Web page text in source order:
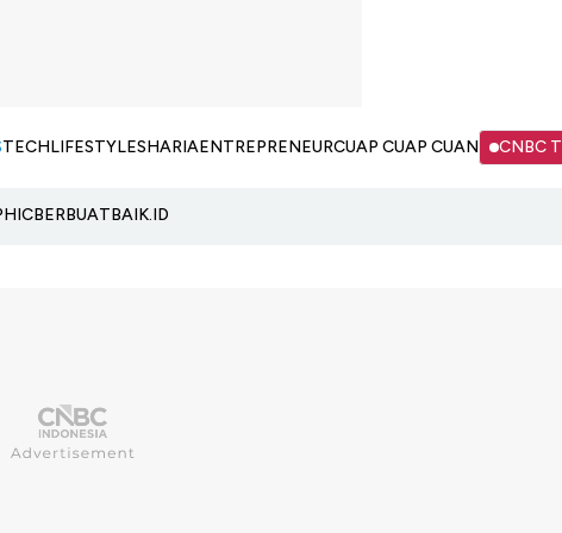
TECHLIFESTYLESHARIAENTREPRENEURCUAP CUAP CUAN CNBC
BERBUATBAIK.ID